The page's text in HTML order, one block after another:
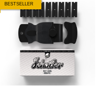
BESTSELLER